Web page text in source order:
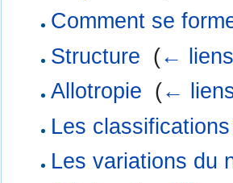
Comment se
Structure (← liens
Allotropie (←
Les
Les variations du